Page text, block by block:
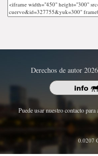
Derechos de autor
Puede usar nuestro contacto
0.0207